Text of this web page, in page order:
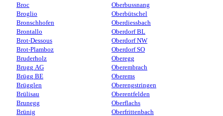
Broc
Broglio
Bronschhofen
Brontallo
Brot-Dessous
Brot-Plamboz
Bruderholz
Brugg AG
Brügg BE
Brügglen
Brülisau
Brunegg
Brünig
Oberbussnang
Oberbütschel
Oberdiessbach
Oberdorf BL
Oberdorf NW
Oberdorf SO
Oberegg
Oberembrach
Oberems
Oberengstringen
Oberentfelden
Oberflachs
Oberfrittenbach